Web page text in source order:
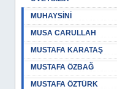
MUHAYSİNİ
MUSA CARULLAH
MUSTAFA KARATAŞ
MUSTAFA ÖZBAĞ
MUSTAFA ÖZTÜRK